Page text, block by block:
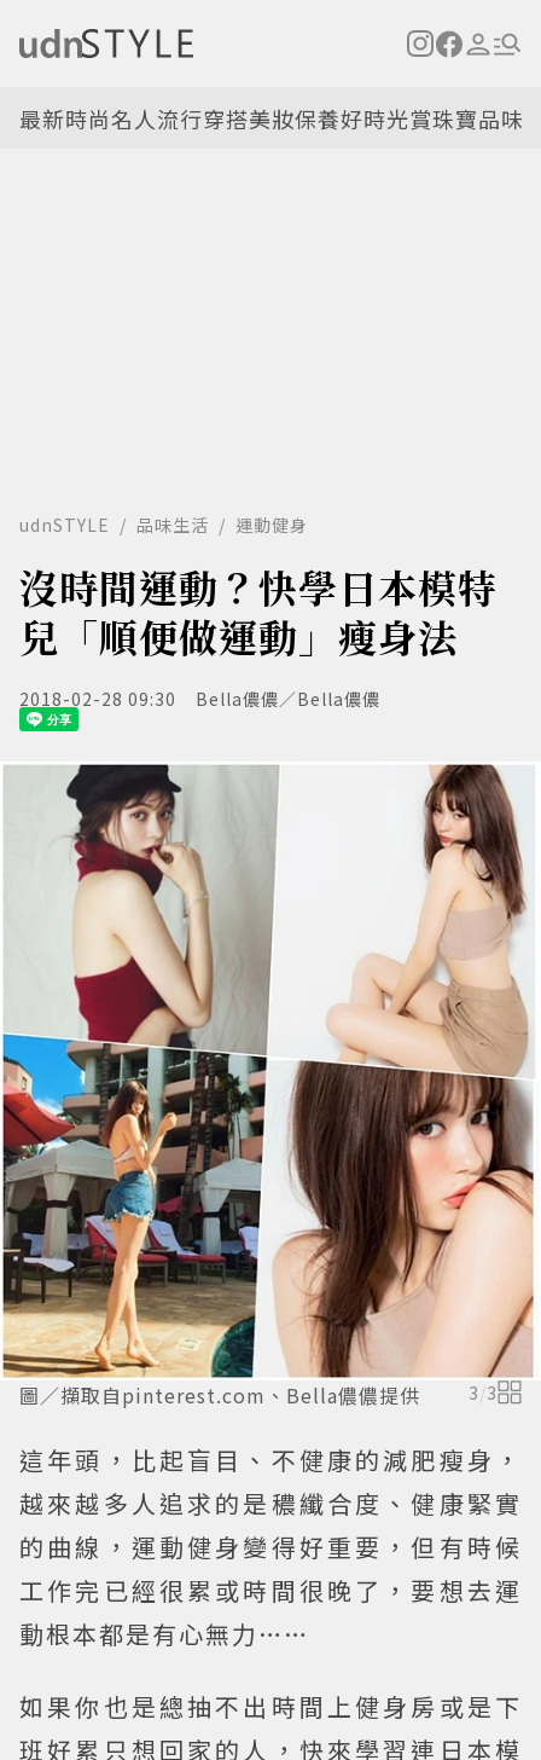
最新時尚名人流行穿搭美妝保養好時光賞珠寶品味
udnSTYLE 品味生活 運動健身
沒時間運動？快學日本模特
兒「順便做運動」瘦身法
2018-02-28 09:30 Bella儂儂／Bella儂儂
圖／擷取自pinterest.com、Bella儂儂提供 3 /3
這年頭，比起盲目、不健康的減肥瘦身，
越來越多人追求的是穠纖合度、健康緊實
的曲線，運動健身變得好重要，但有時候
工作完已經很累或時間很晚了，要想去運
動根本都是有心無力……
如果你也是總抽不出時間上健身房或是下
班好累只想回家的人，快來學習連日本模